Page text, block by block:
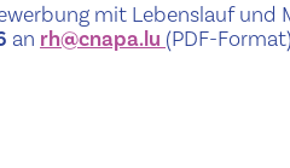
mit Lebenslauf
an rh@​cnapa.​lu (PDF-